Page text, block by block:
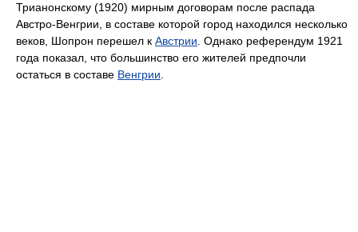
Трианонскому (1920) мирным договорам после распада
Австро-Венгрии, в составе которой город находился несколько
веков, Шопрон перешел к Австрии . Однако референдум 1921
года показал, что большинство его жителей предпочли
остаться в составе Венгрии